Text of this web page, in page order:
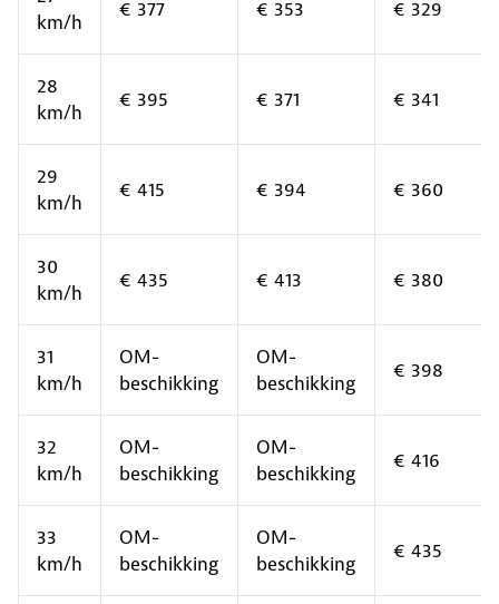
km/h
€ 377 € 353 € 329
28
km/h
€ 395 € 371 € 341
29
km/h
€ 415 € 394 € 360
30
km/h
€ 435 € 413 € 380
31
km/h
OM-
beschikking
OM-
beschikking
€ 398
32
km/h
OM-
beschikking
OM-
beschikking
€ 416
33
km/h
OM-
beschikking
OM-
beschikking
€ 435